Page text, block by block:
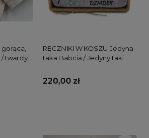
gorąca,
/ twardy
RĘCZNIKI W KOSZU Jedyna
taka Babcia / Jedyny taki
220,00 zł